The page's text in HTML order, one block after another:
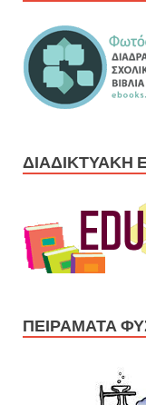
ΔΙΑΔΙΚΤΥΑΚΉ
ΠΕΙΡΆΜΑΤΑ